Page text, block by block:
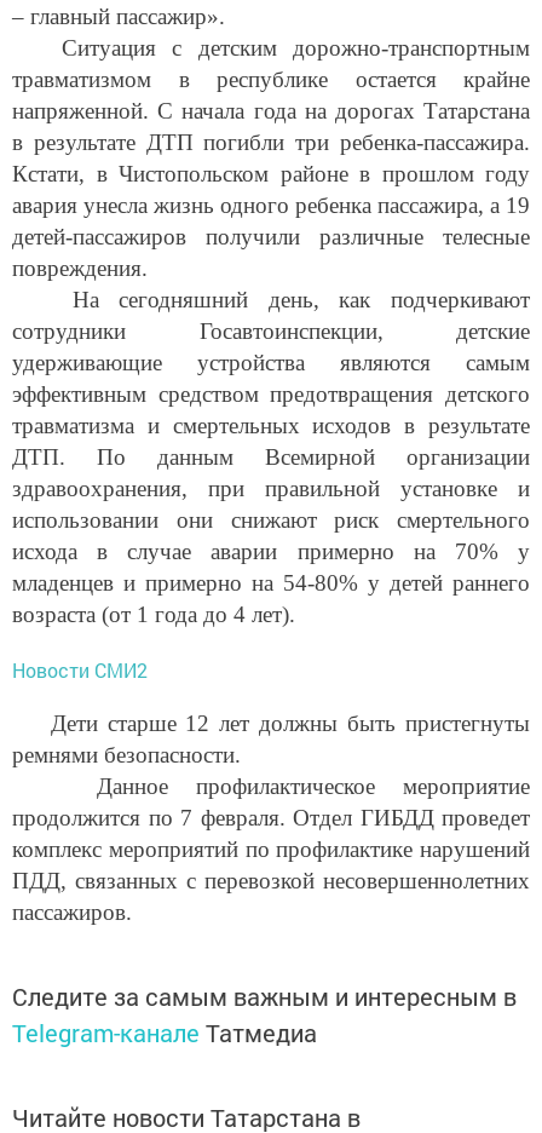
– главный пассажир».
Ситуация с детским дорожно-транспортным
травматизмом в республике остается крайне
напряженной. С начала года на дорогах Татарстана
в результате ДТП погибли три ребенка-пассажира.
Кстати, в Чистопольском районе в прошлом году
авария унесла жизнь одного ребенка пассажира, а 19
детей-пассажиров получили различные телесные
повреждения.
На сегодняшний день, как подчеркивают
сотрудники Госавтоинспекции, детские
удерживающие устройства являются самым
эффективным средством предотвращения детского
травматизма и смертельных исходов в результате
ДТП. По данным Всемирной организации
здравоохранения, при правильной установке и
использовании они снижают риск смертельного
исхода в случае аварии примерно на 70% у
младенцев и примерно на 54-80% у детей раннего
возраста (от 1 года до 4 лет).
Новости СМИ2
Дети старше 12 лет должны быть пристегнуты
ремнями безопасности.
Данное профилактическое мероприятие
продолжится по 7 февраля. Отдел ГИБДД проведет
комплекс мероприятий по профилактике нарушений
ПДД, связанных с перевозкой несовершеннолетних
пассажиров.
Следите за самым важным и интересным в
Telegram-канале Татмедиа
Читайте новости Татарстана в